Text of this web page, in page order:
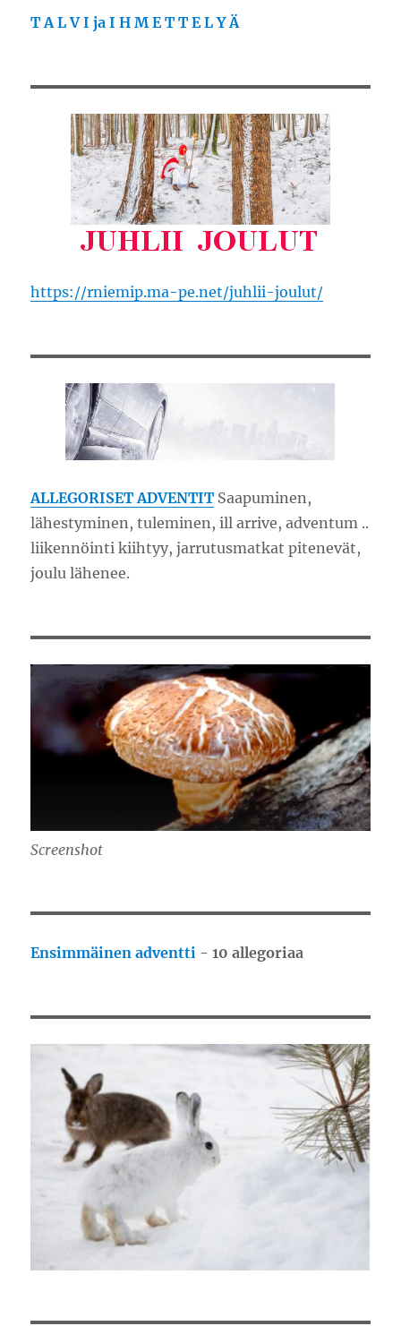
T A L V I ja I H M E T T E L Y Ä
https://rniemip.ma-pe.net/juhlii-joulut/
ALLEGORISET ADVENTIT Saapuminen,
lähestyminen, tuleminen, ill arrive, adventum ..
liikennöinti kiihtyy, jarrutusmatkat pitenevät,
joulu lähenee.
Screenshot
Ensimmäinen adventti - 10 allegoriaa